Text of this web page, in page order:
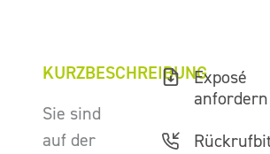
KURZBESCHREIBUNG
Sie sind
auf der
Exposé
anfordern